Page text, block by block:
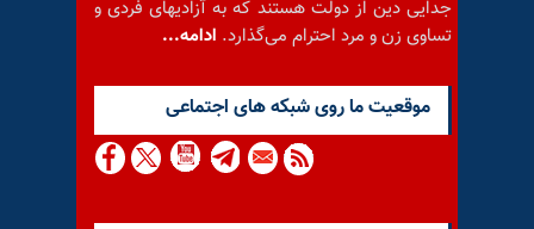
جدایی دین از دولت هستند که به آزادیهای فردی و
تساوی زن و مرد احترام می‌گذارد. ادامه...
موقعيت ما روى شبكه هاى اجتماعى